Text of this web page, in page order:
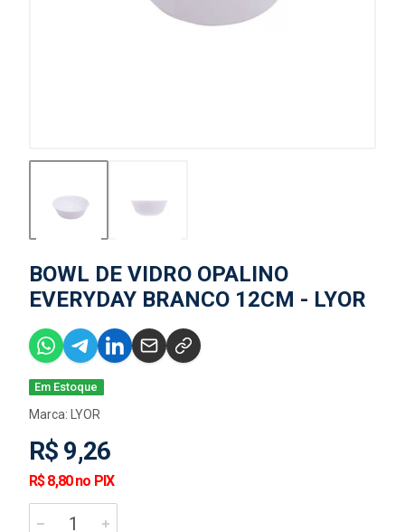
BOWL DE VIDRO OPALINO
EVERYDAY BRANCO 12CM - LYOR
Em Estoque
Marca: LYOR
R$ 9,26
R$ 8,80 no PIX